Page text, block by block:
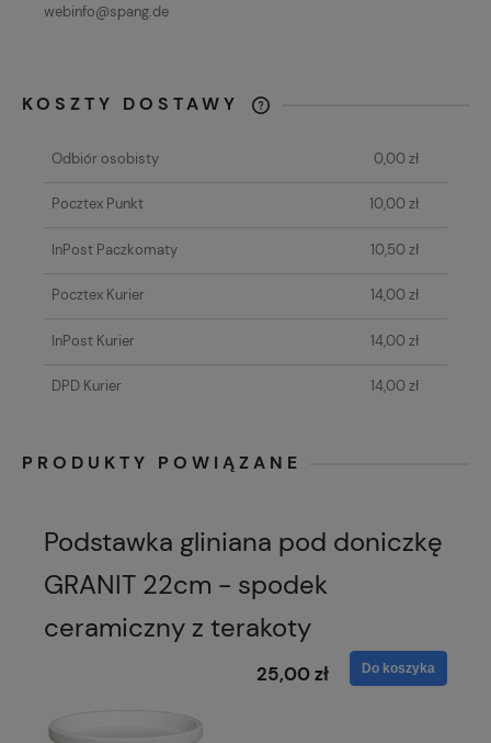
webinfo@spang.de
KOSZTY DOSTAWY
POWYŻEJ 80 ZŁ WYSYŁAMY GRATIS!
Odbiór osobisty 0,00 zł
Pocztex Punkt 10,00 zł
InPost Paczkomaty 10,50 zł
Pocztex Kurier 14,00 zł
InPost Kurier 14,00 zł
DPD Kurier 14,00 zł
PRODUKTY POWIĄZANE
Podstawka gliniana pod doniczkę
GRANIT 22cm - spodek
ceramiczny z terakoty
25,00 zł Do koszyka